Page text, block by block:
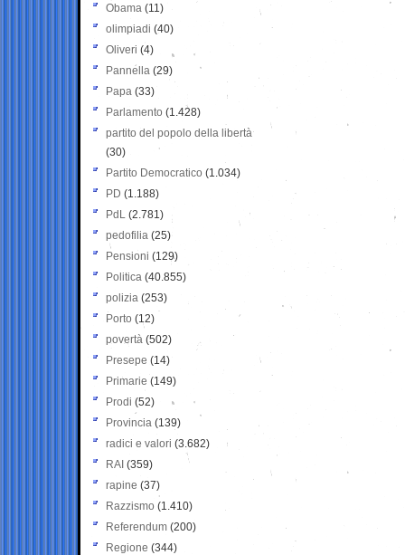
Obama (11)
olimpiadi (40)
Oliveri (4)
Pannella (29)
Papa (33)
Parlamento (1.428)
partito del popolo della libertà
(30)
Partito Democratico (1.034)
PD (1.188)
PdL (2.781)
pedofilia (25)
Pensioni (129)
Politica (40.855)
polizia (253)
Porto (12)
povertà (502)
Presepe (14)
Primarie (149)
Prodi (52)
Provincia (139)
radici e valori (3.682)
RAI (359)
rapine (37)
Razzismo (1.410)
Referendum (200)
Regione (344)